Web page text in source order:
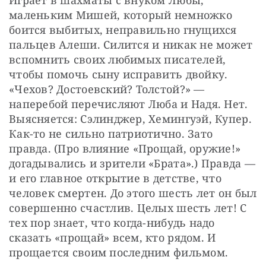
маленьким Мишей, который немножко
боится выбитых, неправильно гнущихся
пальцев Алеши. Силится и никак не может
вспомнить своих любимых писателей,
чтобы помочь сыну исправить двойку.
«Чехов? Достоевский? Толстой?» —
наперебой перечисляют Люба и Надя. Нет.
Выясняется: Сэлинджер, Хемингуэй, Купер.
Как-то не сильно патриотично. Зато
правда. (Про влияние «Прощай, оружие!»
догадывались и зрители «Брата».) Правда —
и его главное открытие в детстве, что
человек смертен. До этого шесть лет он был
совершенно счастлив. Целых шесть лет! С
тех пор знает, что когда-нибудь надо
сказать «прощай» всем, кто рядом. И
прощается своим последним фильмом.